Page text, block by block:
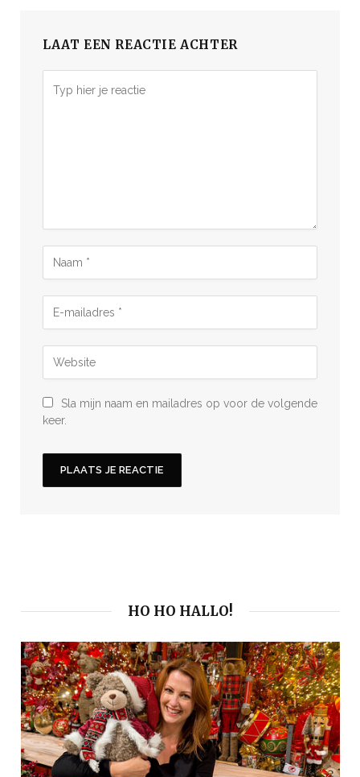
LAAT EEN REACTIE ACHTER
Sla mijn naam en mailadres op voor de volgende
keer.
HO HO HALLO!